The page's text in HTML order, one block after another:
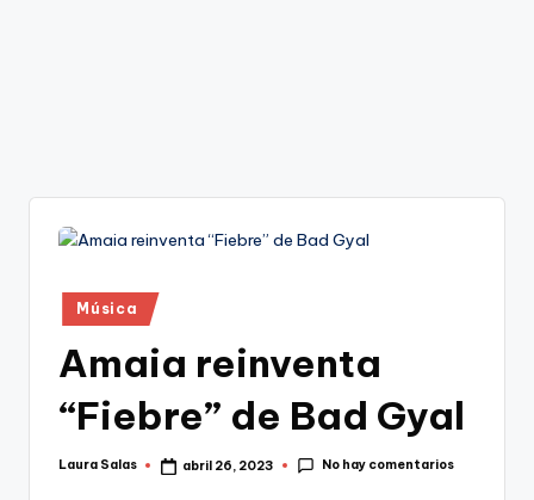
Publicado
en
Música
Amaia reinventa
“Fiebre” de Bad Gyal
Publicado
Laura Salas abril 26, 2023 No hay comentarios